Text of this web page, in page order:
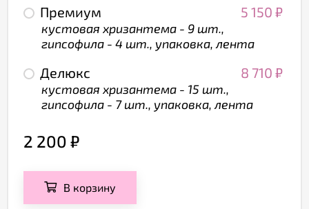
Премиум 5 150 ₽
кустовая хризантема - 9 шт.,
гипсофила - 4 шт., упаковка, лента
Делюкс 8 710 ₽
кустовая хризантема - 15 шт.,
гипсофила - 7 шт., упаковка, лента
2 200 ₽
В корзину